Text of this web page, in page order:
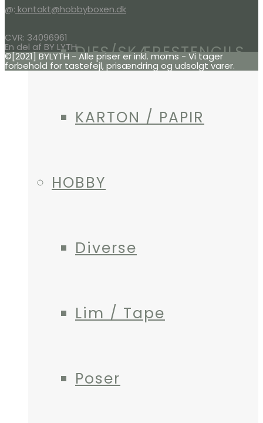
DIES/SKÆRESTENCILS
KARTON / PAPIR
HOBBY
Diverse
Lim / Tape
Poser
@: kontakt@hobbyboxen.dk
CVR: 34096961
En del af BY LYTH
©[2021] BYLYTH - Alle priser er inkl. moms - Vi tager
forbehold for tastefejl, prisændring og udsolgt varer.